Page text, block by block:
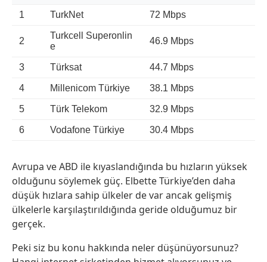
1 TurkNet 72 Mbps
2
Turkcell Superonlin
e
46.9 Mbps
3 Türksat 44.7 Mbps
4 Millenicom Türkiye 38.1 Mbps
5 Türk Telekom 32.9 Mbps
6 Vodafone Türkiye 30.4 Mbps
Avrupa ve ABD ile kıyaslandığında bu hızların yüksek
olduğunu söylemek güç. Elbette Türkiye’den daha
düşük hızlara sahip ülkeler de var ancak gelişmiş
ülkelerle karşılaştırıldığında geride olduğumuz bir
gerçek.
Peki siz bu konu hakkında neler düşünüyorsunuz?